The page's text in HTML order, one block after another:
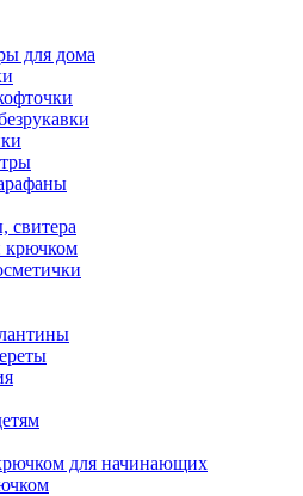
для дома
свитера
крючком
для начинающих